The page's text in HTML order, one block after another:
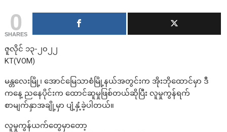
0
SHARES
ဇူလိုင် ၁၃-၂၀၂၂
KT(VOM)
မန္တလေးမြို့၊ အောင်မြေသာစံမြို့နယ်အတွင်းက အိုးဘိုထောင်မှာ ဒီ
ကနေ့ ညနေပိုင်းက ထောင်ဆူမှုဖြစ်တယ်ဆိုပြီး လူမှုကွန်ရက်
စာမျက်နှာအချို့မှာ ပျံ့နှံ့ခဲ့ပါတယ်။
လူမှုကွန်ယက်တွေမှာတော့